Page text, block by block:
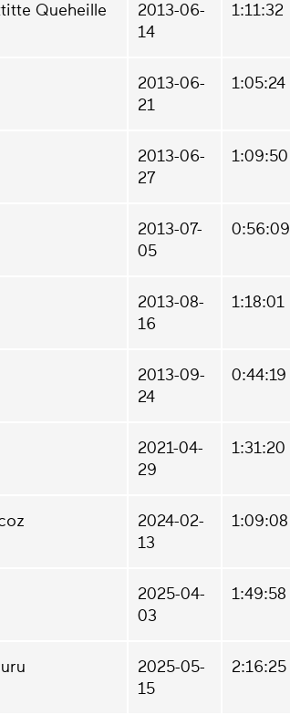
Queheille
2013-06-
14
1:11:32
2013-06-
21
1:05:24
2013-06-
27
1:09:50
2013-07-
05
0:56:09
2013-08-
16
1:18:01
2013-09-
24
0:44:19
2021-04-
29
1:31:20
2024-02-
13
1:09:08
2025-04-
03
1:49:58
2025-05-
15
2:16:25